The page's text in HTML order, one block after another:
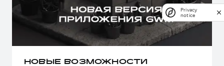
НОВЫЕ ВОЗМОЖНОСТИ
Privacy
notice